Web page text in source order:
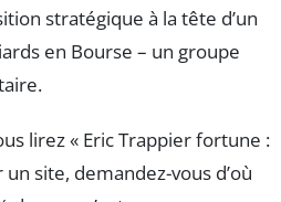
stratégique à la tête d’un
en Bourse – un groupe
lirez « Eric Trappier fortune :
site, demandez-vous d’où